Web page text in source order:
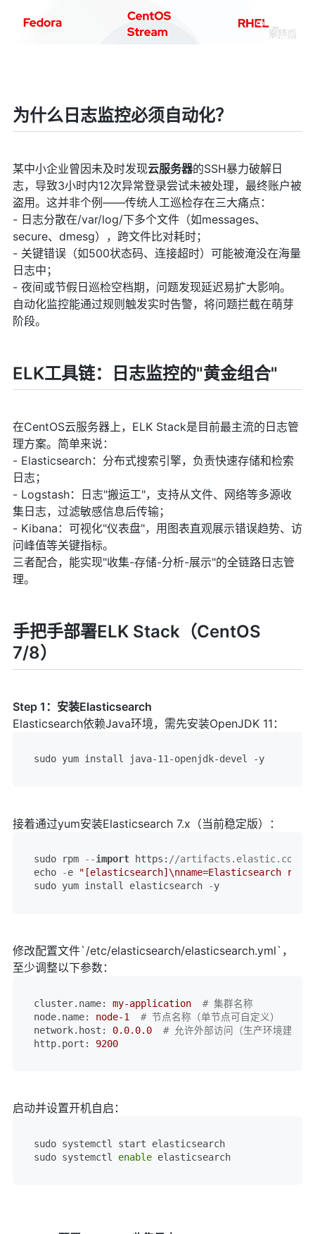
为什么日志监控必须自动化？
某中小企业曾因未及时发现云服务器的SSH暴力破解日
志，导致3小时内12次异常登录尝试未被处理，最终账户被
盗用。这并非个例——传统人工巡检存在三大痛点：
- 日志分散在/var/log/下多个文件（如messages、
secure、dmesg），跨文件比对耗时；
- 关键错误（如500状态码、连接超时）可能被淹没在海量
日志中；
- 夜间或节假日巡检空档期，问题发现延迟易扩大影响。
自动化监控能通过规则触发实时告警，将问题拦截在萌芽
阶段。
ELK工具链：日志监控的"黄金组合"
在CentOS云服务器上，ELK Stack是目前最主流的日志管
理方案。简单来说：
- Elasticsearch：分布式搜索引擎，负责快速存储和检索
日志；
- Logstash：日志"搬运工"，支持从文件、网络等多源收
集日志，过滤敏感信息后传输；
- Kibana：可视化"仪表盘"，用图表直观展示错误趋势、访
问峰值等关键指标。
三者配合，能实现"收集-存储-分析-展示"的全链路日志管
理。
手把手部署ELK Stack（CentOS
7/8）
Step 1：安装Elasticsearch
Elasticsearch依赖Java环境，需先安装OpenJDK 11：
sudo yum install java-11-openjdk-devel -y
接着通过yum安装Elasticsearch 7.x（当前稳定版）：
sudo rpm --import https: //artifacts.elastic.co/
echo
-e "[elasticsearch] \nname=Elasticsearch
sudo yum install elasticsearch
- y
修改配置文件`/etc/elasticsearch/elasticsearch.yml`，
至少调整以下参数：
cluster.name: my-application
# 集群名称
node.name:
node-1
# 节点名称（单节点可自定义）
network.host:
0.0.0.0
# 允许外部访问（生产环境建议
http.port:
9200
启动并设置开机自启：
sudo systemctl start elasticsearch
sudo systemctl enable elasticsearch